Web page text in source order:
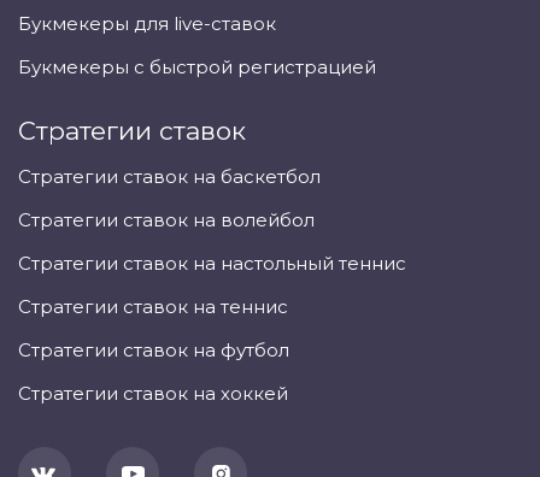
Букмекеры для live-ставок
Букмекеры с быстрой регистрацией
Стратегии ставок
Стратегии ставок на баскетбол
Стратегии ставок на волейбол
Стратегии ставок на настольный теннис
Стратегии ставок на теннис
Стратегии ставок на футбол
Стратегии ставок на хоккей